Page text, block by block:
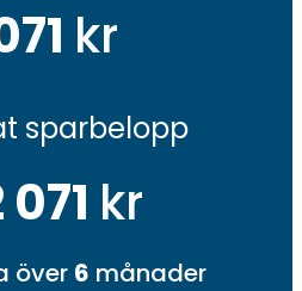
kr
sparbelopp
kr
över 6 månader